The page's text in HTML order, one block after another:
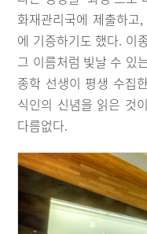
화재관리국에 제출하
에 기증하기도 했다. 이
그 이름처럼 빛날 수 있
종학 선생이 평생 수집
식인의 신념을 읽은 것
다름없다.